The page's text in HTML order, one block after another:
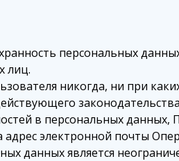
персональных
лиц.
никогда, ни при
в персональных
электронной почты
данных является